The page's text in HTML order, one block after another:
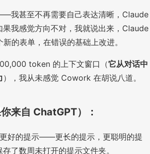
我甚至不再需要自己表达清晰，Claude
果我感觉方向不对，我就说出来，Claude
的表单，在错误的基础上改进。
token 的上下文窗口（它从对话中
），我从未感觉 Cowork 在胡说八道。
来自 ChatGPT）：
好的提示——更长的提示，更聪明的提
了数周未打开的提示文件夹。